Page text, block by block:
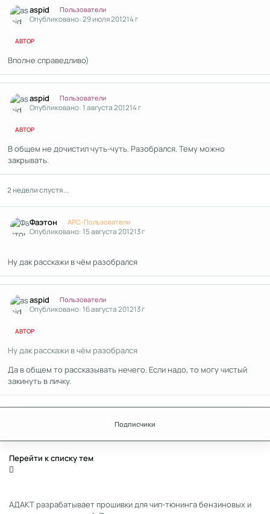
aspid Пользователи
Опубликовано:29 июля 201214 г
АВТОР
Вполне справедливо)
aspid Пользователи
Опубликовано:1 августа 201214 г
АВТОР
В общем не дочистил чуть-чуть. Разобрался. Тему можно
закрывать.
2 недели спустя...
Фаэтон APC-Пользователи
Опубликовано:15 августа 201213 г
Ну дак расскажи в чём разобрался
aspid Пользователи
Опубликовано:16 августа 201213 г
АВТОР
Ну дак расскажи в чём разобрался
Да в общем то рассказывать нечего. Если надо, то могу чистый
закинуть в личку.
Подписчики
Перейти к списку тем
АДАКТ разрабатывает прошивки для чип-тюнинга бензиновых и